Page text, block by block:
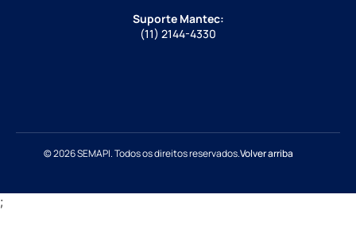
Suporte Mantec:
(11) 2144-4330
© 2026 SEMAPI. Todos os direitos reservados.Volver arriba
;